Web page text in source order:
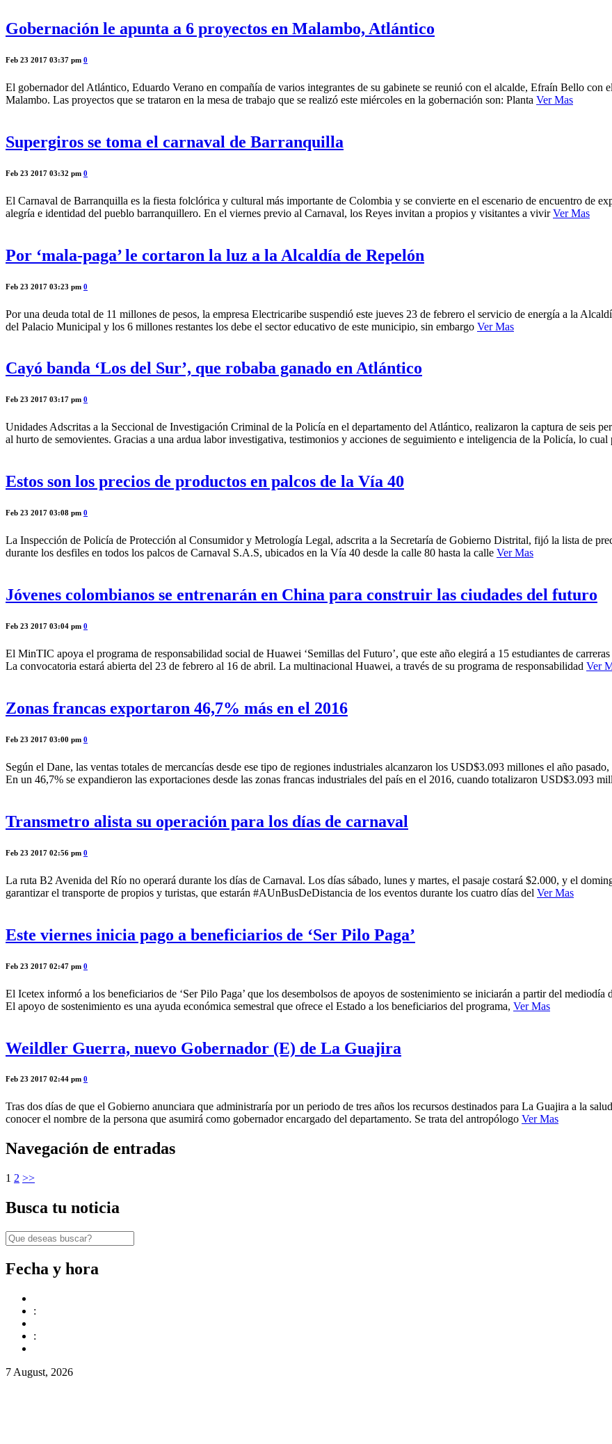
Gobernación le apunta a 6 proyectos en Malambo, Atlántico
Feb 23 2017 03:37 pm 0
El gobernador del Atlántico, Eduardo Verano en compañía de varios integrantes de su gabinete se reunió con el alcalde, Efraín Bello
Malambo. Las proyectos que se trataron en la mesa de trabajo que se realizó este miércoles en la gobernación son: Planta Ver Mas
Supergiros se toma el carnaval de Barranquilla
Feb 23 2017 03:32 pm 0
El Carnaval de Barranquilla es la fiesta folclórica y cultural más importante de Colombia y se convierte en el escenario de encuentro de
alegría e identidad del pueblo barranquillero. En el viernes previo al Carnaval, los Reyes invitan a propios y visitantes a vivirVer Mas
Por ‘mala-paga’ le cortaron la luz a la Alcaldía de Repelón
Feb 23 2017 03:23 pm 0
Por una deuda total de 11 millones de pesos, la empresa Electricaribe suspendió este jueves 23 de febrero el servicio de energía a la
del Palacio Municipal y los 6 millones restantes los debe el sector educativo de este municipio, sin embargo Ver Mas
Cayó banda ‘Los del Sur’, que robaba ganado en Atlántico
Feb 23 2017 03:17 pm 0
Unidades Adscritas a la Seccional de Investigación Criminal de la Policía en el departamento del Atlántico, realizaron la captura de seis
al hurto de semovientes. Gracias a una ardua labor investigativa, testimonios y acciones de seguimiento e inteligencia de la Policía, lo cual
Estos son los precios de productos en palcos de la Vía 40
Feb 23 2017 03:08 pm 0
La Inspección de Policía de Protección al Consumidor y Metrología Legal, adscrita a la Secretaría de Gobierno Distrital, fijó la lista de
durante los desfiles en todos los palcos de Carnaval S.A.S, ubicados en la Vía 40 desde la calle 80 hasta la calle Ver Mas
Jóvenes colombianos se entrenarán en China para construir las ciudades del futuro
Feb 23 2017 03:04 pm 0
El MinTIC apoya el programa de responsabilidad social de Huawei ‘Semillas del Futuro’, que este año elegirá a 15 estudiantes de
La convocatoria estará abierta del 23 de febrero al 16 de abril. La multinacional Huawei, a través de su programa de responsabilidad Ver
Zonas francas exportaron 46,7% más en el 2016
Feb 23 2017 03:00 pm 0
Según el Dane, las ventas totales de mercancías desde ese tipo de regiones industriales alcanzaron los USD$3.093 millones el año
En un 46,7% se expandieron las exportaciones desde las zonas francas industriales del país en el 2016, cuando totalizaron USD$3.093
Transmetro alista su operación para los días de carnaval
Feb 23 2017 02:56 pm 0
La ruta B2 Avenida del Río no operará durante los días de Carnaval. Los días sábado, lunes y martes, el pasaje costará $2.000, y el
garantizar el transporte de propios y turistas, que estarán #AUnBusDeDistancia de los eventos durante los cuatro días del Ver Mas
Este viernes inicia pago a beneficiarios de ‘Ser Pilo Paga’
Feb 23 2017 02:47 pm 0
El Icetex informó a los beneficiarios de ‘Ser Pilo Paga’ que los desembolsos de apoyos de sostenimiento se iniciarán a partir del
El apoyo de sostenimiento es una ayuda económica semestral que ofrece el Estado a los beneficiarios del programa, Ver Mas
Weildler Guerra, nuevo Gobernador (E) de La Guajira
Feb 23 2017 02:44 pm 0
Tras dos días de que el Gobierno anunciara que administraría por un periodo de tres años los recursos destinados para La Guajira a la
conocer el nombre de la persona que asumirá como gobernador encargado del departamento. Se trata del antropólogo Ver Mas
Navegación de entradas
1 2 >>
Busca tu noticia
Fecha y hora
:
:
7 August, 2026